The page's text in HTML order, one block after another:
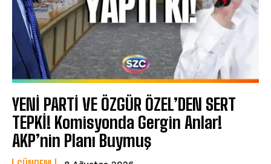
YENİ PARTİ VE ÖZGÜR ÖZEL’DEN SERT
TEPKİ! Komisyonda Gergin Anlar!
AKP’nin Planı Buymuş